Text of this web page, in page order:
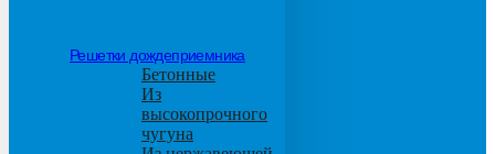
Решетки дождеприемника
Бетонные
Из
высокопрочного
чугуна